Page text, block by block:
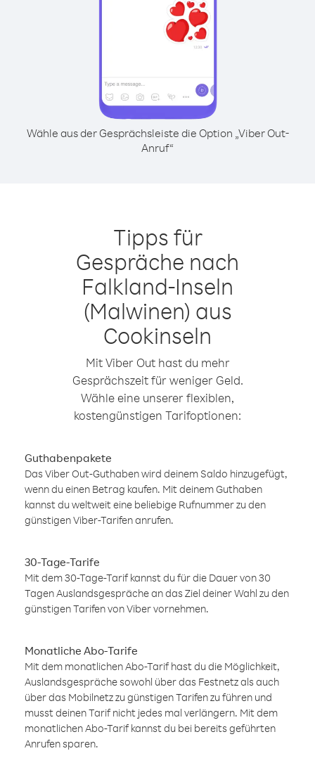
Wähle aus der Gesprächsleiste die Option „Viber Out-
Anruf“
Tipps für
Gespräche nach
Falkland-Inseln
(Malwinen) aus
Cookinseln
Mit Viber Out hast du mehr
Gesprächszeit für weniger Geld.
Wähle eine unserer flexiblen,
kostengünstigen Tarifoptionen:
Guthabenpakete
Das Viber Out-Guthaben wird deinem Saldo hinzugefügt,
wenn du einen Betrag kaufen. Mit deinem Guthaben
kannst du weltweit eine beliebige Rufnummer zu den
günstigen Viber-Tarifen anrufen.
30-Tage-Tarife
Mit dem 30-Tage-Tarif kannst du für die Dauer von 30
Tagen Auslandsgespräche an das Ziel deiner Wahl zu den
günstigen Tarifen von Viber vornehmen.
Monatliche Abo-Tarife
Mit dem monatlichen Abo-Tarif hast du die Möglichkeit,
Auslandsgespräche sowohl über das Festnetz als auch
über das Mobilnetz zu günstigen Tarifen zu führen und
musst deinen Tarif nicht jedes mal verlängern. Mit dem
monatlichen Abo-Tarif kannst du bei bereits geführten
Anrufen sparen.